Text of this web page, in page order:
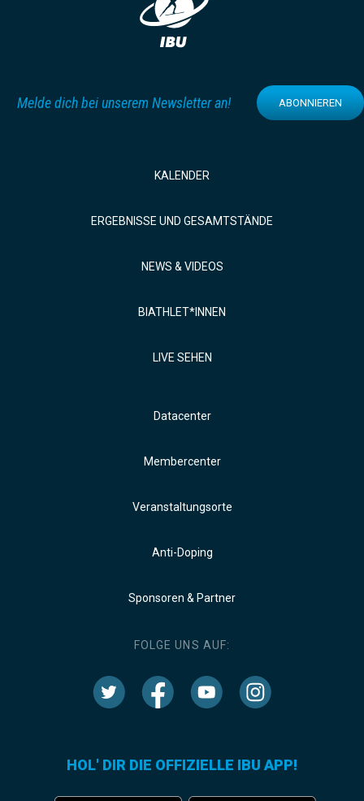
Melde dich bei unserem Newsletter an! ABONNIEREN
KALENDER
ERGEBNISSE UND GESAMTSTÄNDE
NEWS & VIDEOS
BIATHLET*INNEN
LIVE SEHEN
Datacenter
Membercenter
Veranstaltungsorte
Anti-Doping
Sponsoren & Partner
FOLGE UNS AUF:
HOL' DIR DIE OFFIZIELLE IBU APP!